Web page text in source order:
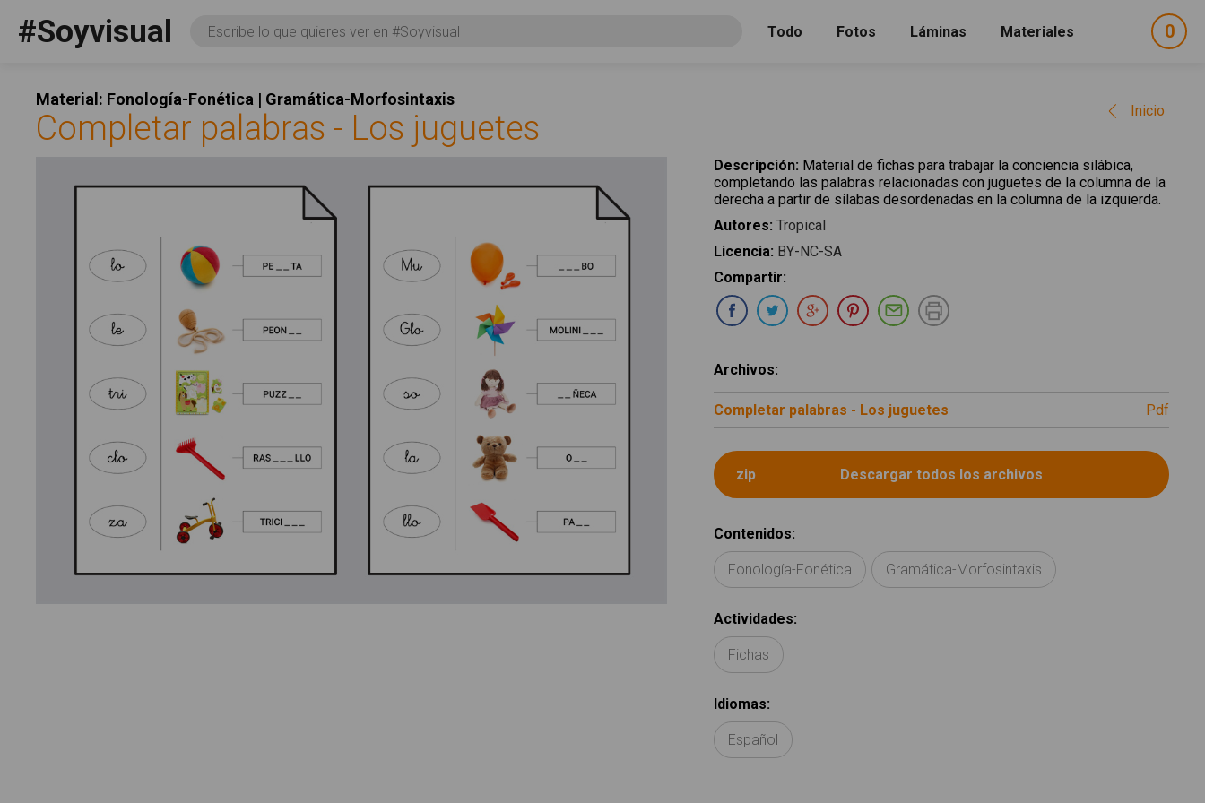
#Soyvisual Consulta Todo Fotos Láminas Materiales 0
Material: Fonología-Fonética | Gramática-Morfosintaxis
Inicio
Completar palabras - Los juguetes
Descripción: Material de fichas para trabajar la conciencia silábica,
completando las palabras relacionadas con juguetes de la columna de la
derecha a partir de sílabas desordenadas en la columna de la izquierda.
Autores: Tropical
Licencia: BY-NC-SA
Compartir:
Compartir en Facebook
Compartir en Twitter
Compartir en Google Plus
Compartir en Pinterest
Compartir por E-mail
Archivos:
Completar palabras - Los juguetes pdf
Contenidos:
Fonología-Fonética Gramática-Morfosintaxis
Actividades:
Fichas
Idiomas:
Español
Social
FacebookYouTubeTwitter